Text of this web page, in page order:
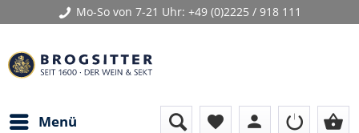
Mo-So von 7-21 Uhr: +49 (0)2225 / 918 111
Menü favorite person shopping_basket